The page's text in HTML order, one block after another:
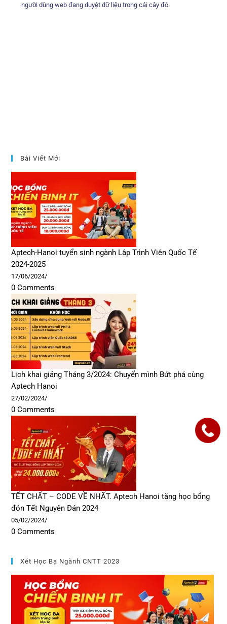
người dùng web đang duyệt dữ liệu trong cái cây đó.
Bài Viết Mới
Aptech-Hanoi tuyển sinh ngành Lập Trình Viên Quốc Tế
2024-2025
17/06/2024/
0 Comments
Lịch khai giảng Tháng 3/2024: Chuyển mình Bứt phá cùng
Aptech Hanoi
27/02/2024/
0 Comments
TẾT CHẤT – CODE VỀ NHẤT. Aptech Hanoi tặng học bổng
đón Tết Nguyên Đán 2024
05/02/2024/
0 Comments
Xét Học Bạ Ngành CNTT 2023